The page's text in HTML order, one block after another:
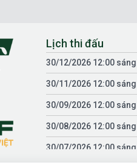
Lịch thi đấu
30/12/2026 12:00 sáng
30/11/2026 12:00 sáng
30/09/2026 12:00 sáng
30/08/2026 12:00 sáng
30/07/2026 12:00 sáng